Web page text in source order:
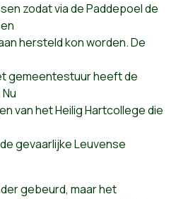
zodat via de Paddepoel de
hersteld kon worden. De
gemeentestuur heeft de
van het Heilig Hartcollege die
gevaarlijke Leuvense
gebeurd, maar het